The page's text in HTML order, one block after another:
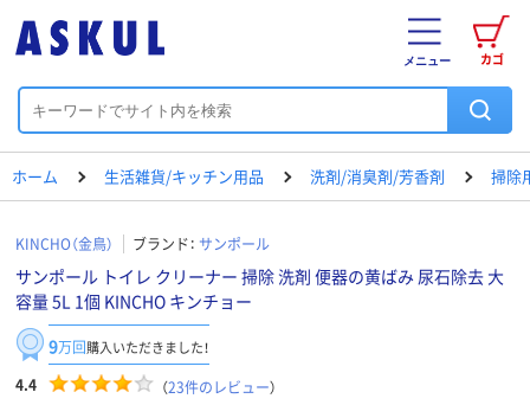
カゴ
メニュー
ホーム 生活雑貨/キッチン用品 洗剤/消臭剤/芳香剤 掃除
KINCHO（金鳥） ブランド： サンポール
サンポール トイレ クリーナー 掃除 洗剤 便器の黄ばみ 尿石除去 大
容量 5L 1個 KINCHO キンチョー
9万回購入いただきました！
4.4 （23件のレビュー）